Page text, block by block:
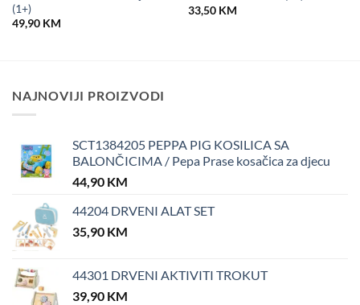
(1+)
49,90 KM
33,50 KM
NAJNOVIJI PROIZVODI
SCT1384205 PEPPA PIG KOSILICA SA
BALONČICIMA / Pepa Prase kosačica za djecu
44,90 KM
44204 DRVENI ALAT SET
35,90 KM
44301 DRVENI AKTIVITI TROKUT
39,90 KM